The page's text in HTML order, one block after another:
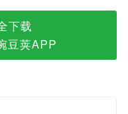
下载
豆荚APP